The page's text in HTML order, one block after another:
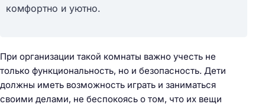
комфортно и уютно.
При организации такой комнаты важно учесть не
только функциональность, но и безопасность. Дети
должны иметь возможность играть и заниматься
своими делами, не беспокоясь о том, что их вещи